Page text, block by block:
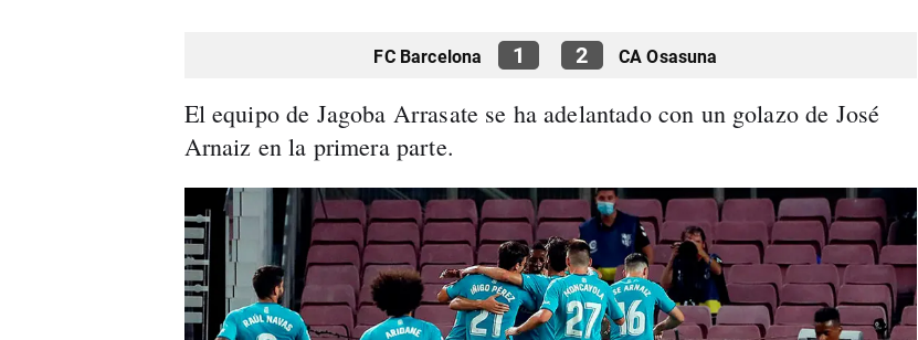
FC Barcelona 1 2 CA Osasuna
El equipo de Jagoba Arrasate se ha adelantado con un golazo de José
Arnaiz en la primera parte.